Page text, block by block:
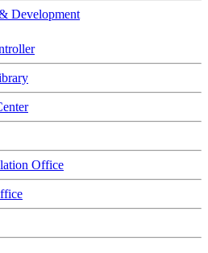
Development
Office